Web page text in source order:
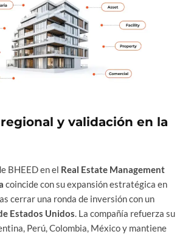
y validación en la
BHEED en el Real Estate Management
coincide con su expansión estratégica en
cerrar una ronda de inversión con un
Estados Unidos. La compañía refuerza su
Perú, Colombia, México y mantiene